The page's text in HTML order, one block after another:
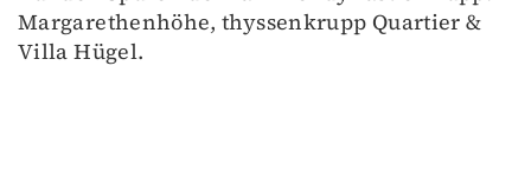
Margarethenhöhe, thyssenkrupp Quartier &
Villa Hügel.